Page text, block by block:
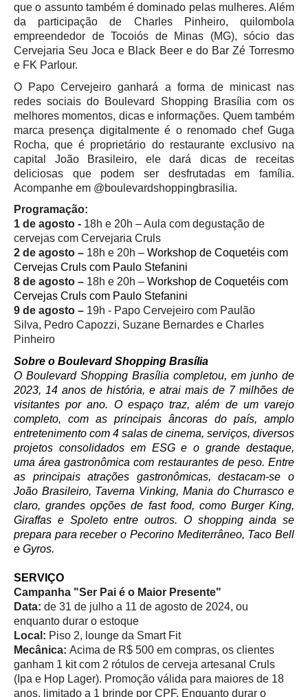
que o assunto também é dominado pelas mulheres. Além
da participação de Charles Pinheiro, quilombola
empreendedor de Tocoiós de Minas (MG), sócio das
Cervejaria Seu Joca e Black Beer e do Bar Zé Torresmo
e FK Parlour.
O Papo Cervejeiro ganhará a forma de minicast nas
redes sociais do Boulevard Shopping Brasília com os
melhores momentos, dicas e informações. Quem também
marca presença digitalmente é o renomado chef Guga
Rocha, que é proprietário do restaurante exclusivo na
capital João Brasileiro, ele dará dicas de receitas
deliciosas que podem ser desfrutadas em família.
Acompanhe em @boulevardshoppingbrasilia.
Programação:
1 de agosto - 18h e 20h – Aula com degustação de
cervejas com Cervejaria Cruls
2 de agosto – 18h e 20h – Workshop de Coquetéis com
Cervejas Cruls com Paulo Stefanini
8 de agosto – 18h e 20h – Workshop de Coquetéis com
Cervejas Cruls com Paulo Stefanini
9 de agosto – 19h - Papo Cervejeiro com Paulão
Silva, Pedro Capozzi, Suzane Bernardes e Charles
Pinheiro
Sobre o Boulevard Shopping Brasília
O Boulevard Shopping Brasília completou, em junho de
2023, 14 anos de história, e atrai mais de 7 milhões de
visitantes por ano. O espaço traz, além de um varejo
completo, com as principais âncoras do país, amplo
entretenimento com 4 salas de cinema, serviços, diversos
projetos consolidados em ESG e o grande destaque,
uma área gastronômica com restaurantes de peso. Entre
as principais atrações gastronômicas, destacam-se o
João Brasileiro, Taverna Vinking, Mania do Churrasco e
claro, grandes opções de fast food, como Burger King,
Giraffas e Spoleto entre outros. O shopping ainda se
prepara para receber o Pecorino Mediterrâneo, Taco Bell
e Gyros.
SERVIÇO
Campanha "Ser Pai é o Maior Presente"
Data: de 31 de julho a 11 de agosto de 2024, ou
enquanto durar o estoque
Local: Piso 2, lounge da Smart Fit
Mecânica: Acima de R$ 500 em compras, os clientes
ganham 1 kit com 2 rótulos de cerveja artesanal Cruls
(Ipa e Hop Lager). Promoção válida para maiores de 18
anos, limitado a 1 brinde por CPF. Enquanto durar o